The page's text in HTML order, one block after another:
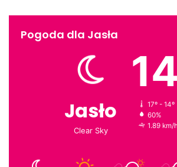
Pogoda dla Jasła
Jasło
Clear Sky
14
17º - 14º
60%
1.89 km/h